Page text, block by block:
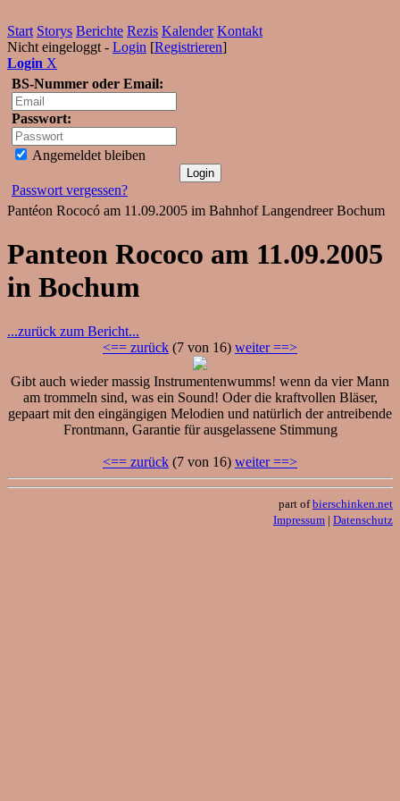
Start Storys Berichte Rezis Kalender Kontakt
Nicht eingeloggt - Login [Registrieren]
Login X
BS-Nummer oder Email:
Passwort:
Angemeldet bleiben
Passwort vergessen?
Pantéon Rococó am 11.09.2005 im Bahnhof Langendreer Bochum
Panteon Rococo am 11.09.2005
in Bochum
...zurück zum Bericht...
<== zurück (7 von 16) weiter ==>
Gibt auch wieder massig Instrumentenwumms! wenn da vier Mann
am trommeln sind, was ein Sound! Oder die kraftvollen Bläser,
gepaart mit den eingängigen Melodien und natürlich der antreibende
Frontmann, Garantie für ausgelassene Stimmung
<== zurück (7 von 16) weiter ==>
part ofbierschinken.net
Impressum | Datenschutz